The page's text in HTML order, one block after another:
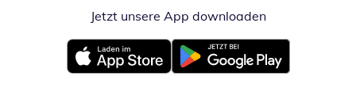
Jetzt unsere App downloadenÖffnet in
Öffnet in neuem FensterÖffnet in neuem Fenster